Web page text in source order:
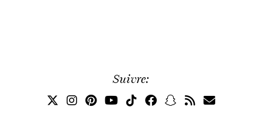
Suivre: